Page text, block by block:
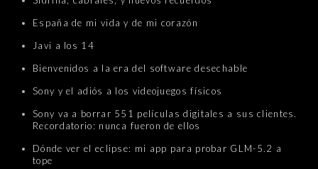
España de mi vida y de mi corazón
Javi a los 14
Bienvenidos a la era del software desechable
Sony y el adiós a los videojuegos físicos
Sony va a borrar 551 películas digitales a sus clientes.
Recordatorio: nunca fueron de ellos
Dónde ver el eclipse: mi app para probar GLM-5.2 a
tope